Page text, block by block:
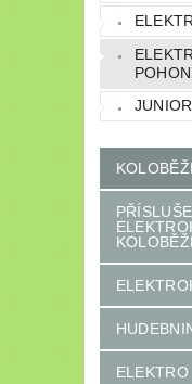
ELEKTRO